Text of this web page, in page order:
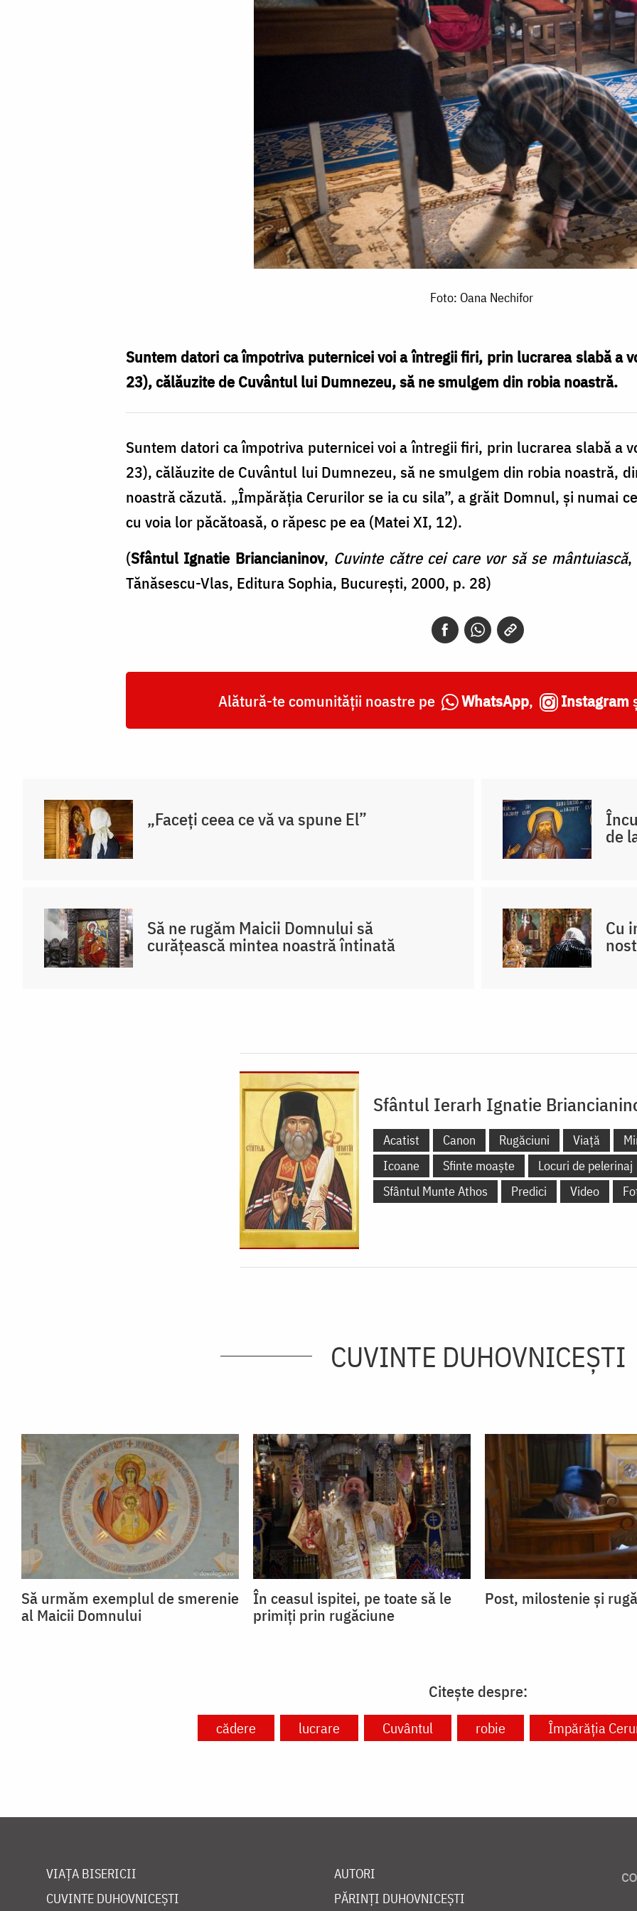
Foto: Oana Nechifor
Suntem datori ca împotriva puternicei voi a întregii firi, prin lucrarea slabă a
23), călăuzite de Cuvântul lui Dumnezeu, să ne smulgem din robia noastră.
Suntem datori ca împotriva puternicei voi a întregii firi, prin lucrarea slabă a
23), călăuzite de Cuvântul lui Dumnezeu, să ne smulgem din robia noastră,
noastră căzută. „Împărăţia Cerurilor se ia cu sila”, a grăit Domnul, şi numai
cu voia lor păcătoasă, o răpesc pe ea (Matei XI, 12).
(Sfântul Ignatie Briancianinov, Cuvinte către cei care vor să se mântuiască,
Tănăsescu-Vlas, Editura Sophia, Bucureşti, 2000, p. 28)
Alătură-te comunității noastre pe WhatsApp, Instagram
„Faceți ceea ce vă va spune El”
de
Să ne rugăm Maicii Domnului să
curățească mintea noastră întinată
Cu
Sfântul Ierarh Ignatie
Acatist Canon Rugăciuni Viață
Icoane
Sfinte moaște
Locuri de pelerinaj
Sfântul Munte Athos
Predici Video
CUVINTE DUHOVNICEȘTI
Să urmăm exemplul de smerenie
al Maicii Domnului
În ceasul ispitei, pe toate să le
primiți prin rugăciune
Post, milostenie și
Citește despre:
cădere lucrare Cuvântul robie Împărăția
VIAȚA BISERICII
CUVINTE DUHOVNICEȘTI
AUTORI
PĂRINȚI DUHOVNICEȘTI